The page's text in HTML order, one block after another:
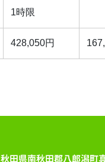
1時限
428,050円
秋田県南秋田郡八郎潟町